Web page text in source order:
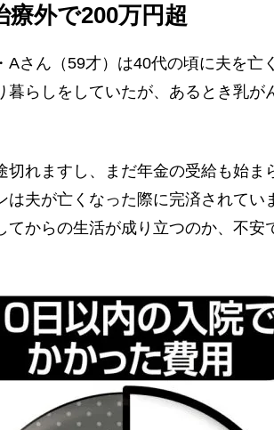
療外で200万円超
さん（59才）は40代の頃に夫を亡
暮らしをしていたが、あるとき乳が
切れますし、まだ年金の受給も始ま
は夫が亡くなった際に完済されてい
てからの生活が成り立つのか、不安